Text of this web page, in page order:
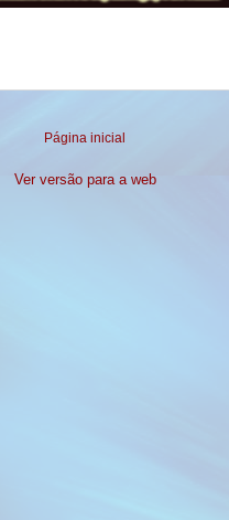
Página inicial
Ver versão para a web